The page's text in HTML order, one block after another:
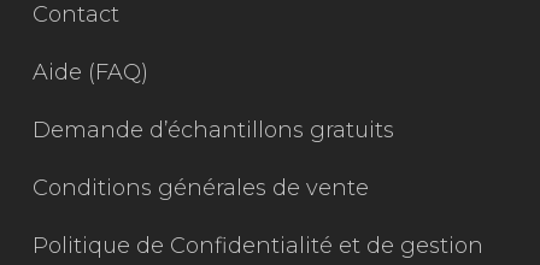
Contact
Aide (FAQ)
Demande d’échantillons gratuits
Conditions générales de vente
Politique de Confidentialité et de gestion